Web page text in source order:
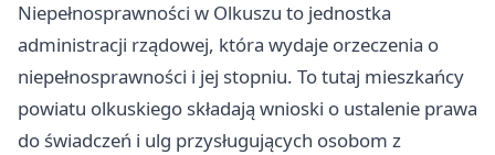
Niepełnosprawności w Olkuszu to jednostka
administracji rządowej, która wydaje orzeczenia o
niepełnosprawności i jej stopniu. To tutaj mieszkańcy
powiatu olkuskiego składają wnioski o ustalenie prawa
do świadczeń i ulg przysługujących osobom z